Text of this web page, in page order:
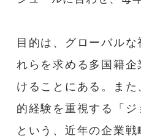
目的は、グローバル
れらを求める多国籍
けることにある。ま
的経験を重視する「
という、近年の企業